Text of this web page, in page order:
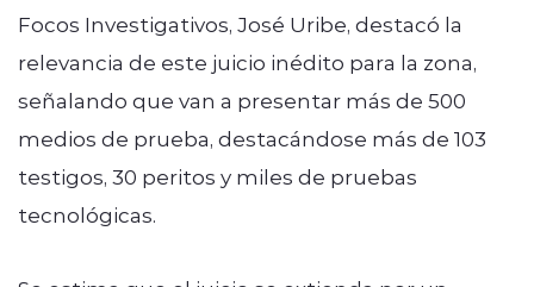
Focos Investigativos, José Uribe, destacó la
relevancia de este juicio inédito para la zona,
señalando que van a presentar más de 500
medios de prueba, destacándose más de 103
testigos, 30 peritos y miles de pruebas
tecnológicas.